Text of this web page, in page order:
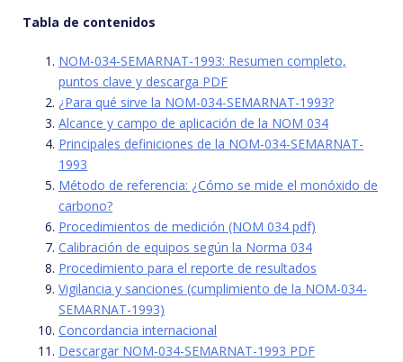
Tabla de contenidos
NOM-034-SEMARNAT-1993: Resumen completo,
puntos clave y descarga PDF
¿Para qué sirve la NOM-034-SEMARNAT-1993?
Alcance y campo de aplicación de la NOM 034
Principales definiciones de la NOM-034-SEMARNAT-
1993
Método de referencia: ¿Cómo se mide el monóxido de
carbono?
Procedimientos de medición (NOM 034 pdf)
Calibración de equipos según la Norma 034
Procedimiento para el reporte de resultados
Vigilancia y sanciones (cumplimiento de la NOM-034-
SEMARNAT-1993)
Concordancia internacional
Descargar NOM-034-SEMARNAT-1993 PDF